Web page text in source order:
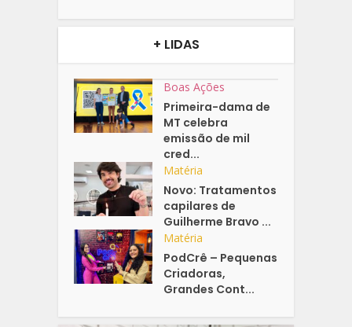
+ LIDAS
Boas Ações
Primeira-dama de
MT celebra
emissão de mil
cred...
Matéria
Novo: Tratamentos
capilares de
Guilherme Bravo ...
Matéria
PodCrê – Pequenas
Criadoras,
Grandes Cont...